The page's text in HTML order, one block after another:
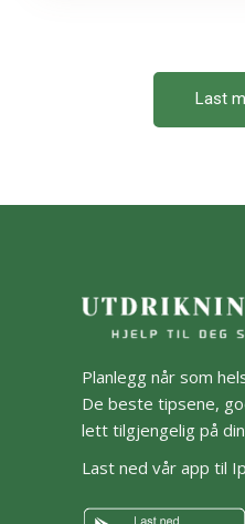
Last
Planlegg når som
De beste tipsene,
lett tilgjengelig på
Last ned vår app til